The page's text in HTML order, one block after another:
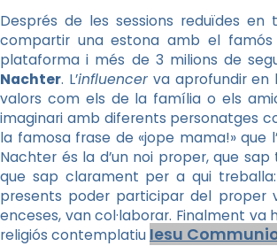
Després de les sessions reduïdes
compartir una estona amb el famós
plataforma i més de 3 milions de
Nachter. L’influencerva aprofundir en
valors com els de la família o els
imaginari amb diferents personatges
la famosa frase de «jope mama!» que
Nachter és la d’un noi proper, que
que sap clarament per a qui
presents poder participar del proper
enceses, van col·laborar. Finalment
religiós contemplatiu Iesu